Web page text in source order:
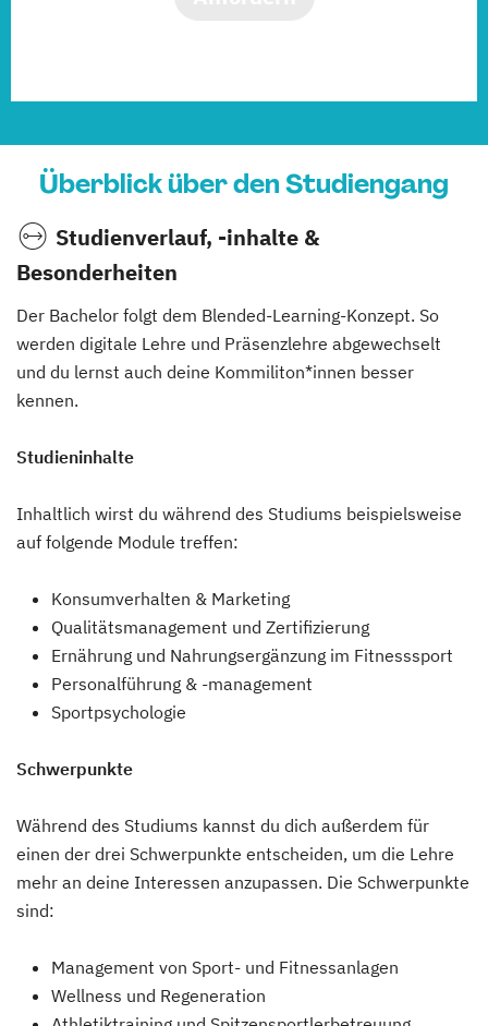
Überblick über den Studiengang
Studienverlauf, -inhalte &
Besonderheiten
Der Bachelor folgt dem Blended-Learning-Konzept. So
werden digitale Lehre und Präsenzlehre abgewechselt
und du lernst auch deine Kommiliton*innen besser
kennen.
Studieninhalte
Inhaltlich wirst du während des Studiums beispielsweise
auf folgende Module treffen:
Konsumverhalten & Marketing
Qualitätsmanagement und Zertifizierung
Ernährung und Nahrungsergänzung im Fitnesssport
Personalführung & -management
Sportpsychologie
Schwerpunkte
Während des Studiums kannst du dich außerdem für
einen der drei Schwerpunkte entscheiden, um die Lehre
mehr an deine Interessen anzupassen. Die Schwerpunkte
sind:
Management von Sport- und Fitnessanlagen
Wellness und Regeneration